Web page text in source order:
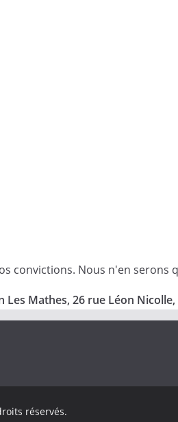
convictions. Nous n'en
Les Mathes, 26 rue Léon
réservés.